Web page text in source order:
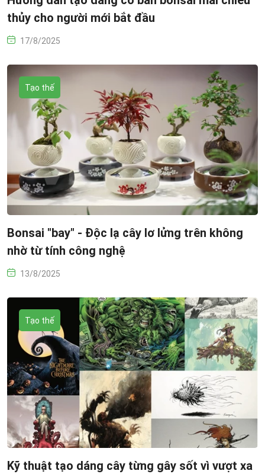
thủy cho người mới bắt đầu
17/8/2025
Tạo thế
Bonsai "bay" - Độc lạ cây lơ lửng trên không
nhờ từ tính công nghệ
13/8/2025
Tạo thế
Kỹ thuật tạo dáng cây từng gây sốt vì vượt xa